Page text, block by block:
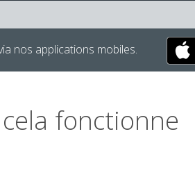
nos applications mobiles.
fonctionne